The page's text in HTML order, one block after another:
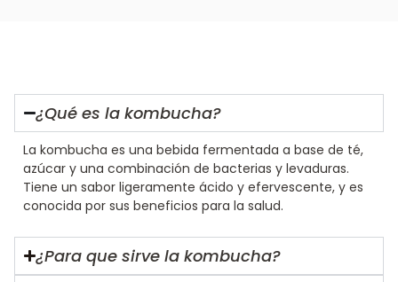
¿Qué es la kombucha?
La kombucha es una bebida fermentada a base de té,
azúcar y una combinación de bacterias y levaduras.
Tiene un sabor ligeramente ácido y efervescente, y es
conocida por sus beneficios para la salud.
¿Para que sirve la kombucha?